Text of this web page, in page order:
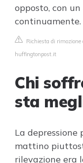
opposto, con
continuamente.
Richiesta di rimozione
huffingtonpost.it
Chi
sta
La
mattino
rilevazione era